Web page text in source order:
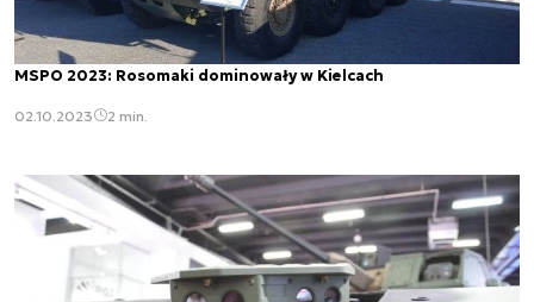
MSPO 2023: Rosomaki dominowały w Kielcach
02.10.2023 2 min.